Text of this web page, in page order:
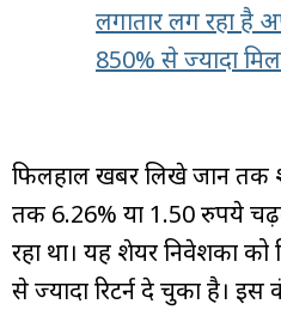
लगातार लग रहा है
850% से ज्यादा मिला
फिलहाल खबर लिखे जानें तक
तक 6.26% या 1.50 रुपये
रहा था। यह शेयर निवेशकों
से ज्यादा रिटर्न दे चुका है। इस